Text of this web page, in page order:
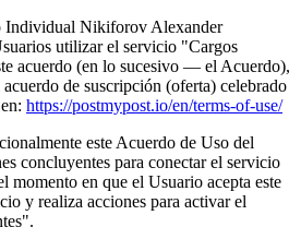
Individual Nikiforov Alexander
utilizar el servicio "Cargos
acuerdo (en lo sucesivo — el Acuerdo),
de suscripción (oferta) celebrado
https://postmypost.io/en/terms-of-use/
este Acuerdo de Uso del
concluyentes para conectar el servicio
momento en que el Usuario acepta este
y realiza acciones para activar el